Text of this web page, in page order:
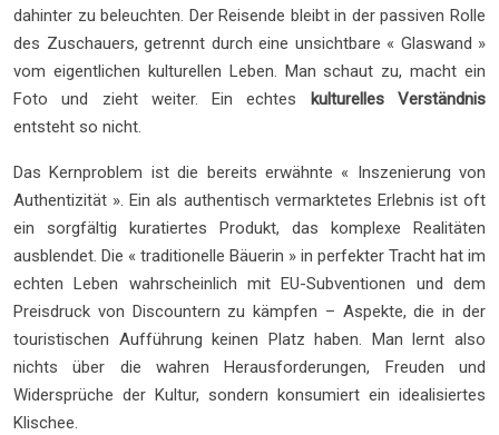
dahinter zu beleuchten. Der Reisende bleibt in der passiven Rolle
des Zuschauers, getrennt durch eine unsichtbare « Glaswand »
vom eigentlichen kulturellen Leben. Man schaut zu, macht ein
Foto und zieht weiter. Ein echtes kulturelles Verständnis
entsteht so nicht.
Das Kernproblem ist die bereits erwähnte « Inszenierung von
Authentizität ». Ein als authentisch vermarktetes Erlebnis ist oft
ein sorgfältig kuratiertes Produkt, das komplexe Realitäten
ausblendet. Die « traditionelle Bäuerin » in perfekter Tracht hat im
echten Leben wahrscheinlich mit EU-Subventionen und dem
Preisdruck von Discountern zu kämpfen – Aspekte, die in der
touristischen Aufführung keinen Platz haben. Man lernt also
nichts über die wahren Herausforderungen, Freuden und
Widersprüche der Kultur, sondern konsumiert ein idealisiertes
Klischee.